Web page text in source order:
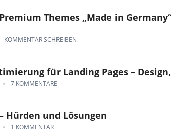
Themes „Made in
KOMMENTAR SCHREIBEN
für Landing Pages –
7 KOMMENTARE
Hürden und Lösungen
1 KOMMENTAR